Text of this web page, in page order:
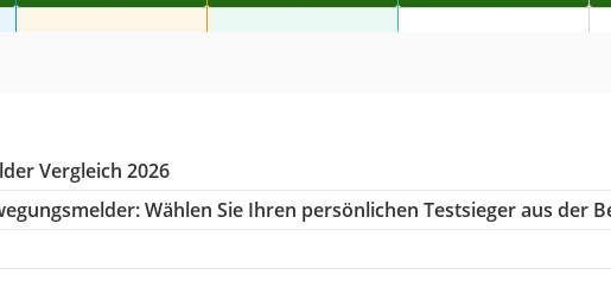
Vergleich 2026
Wählen Sie Ihren persönlichen Testsieger aus der